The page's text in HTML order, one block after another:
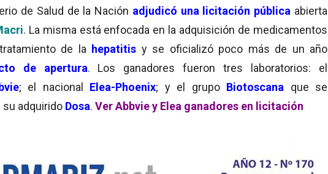
de Salud de la Nación adjudicó una licitación pública abierta
. La misma está enfocada en la adquisición de medicamentos
de la hepatitis y se oficializó poco más de un año
de apertura. Los ganadores fueron tres laboratorios: el
; el nacional Elea-Phoenix; y el grupo Biotoscana
que se
adquirido Dosa. Ver Abbvie y Elea ganadores en licitación